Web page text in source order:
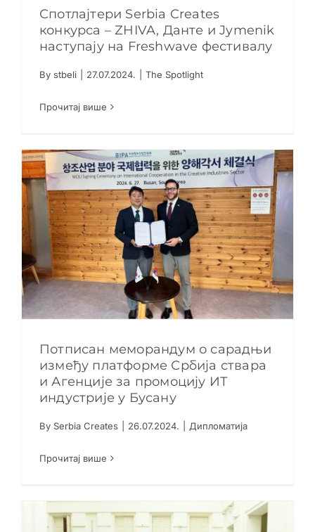
Данте и Jymenik наступају на Freshwave
Спотлајтери Serbia Creates
конкурса – ZHIVA, Данте и Jymenik
наступају на Freshwave фестивалу
By stbeli 27.07.2024. The Spotlight
Прочитај више
Потписан меморандум о сарадњи између
платформе Србија ствара и Агенције за
промоцију ИТ индустрије у Бусану
Дипломатија
Потписан меморандум о сарадњи
између платформе Србија ствара
и Агенције за промоцију ИТ
индустрије у Бусану
By Serbia Creates 26.07.2024. Дипломатија
Прочитај више